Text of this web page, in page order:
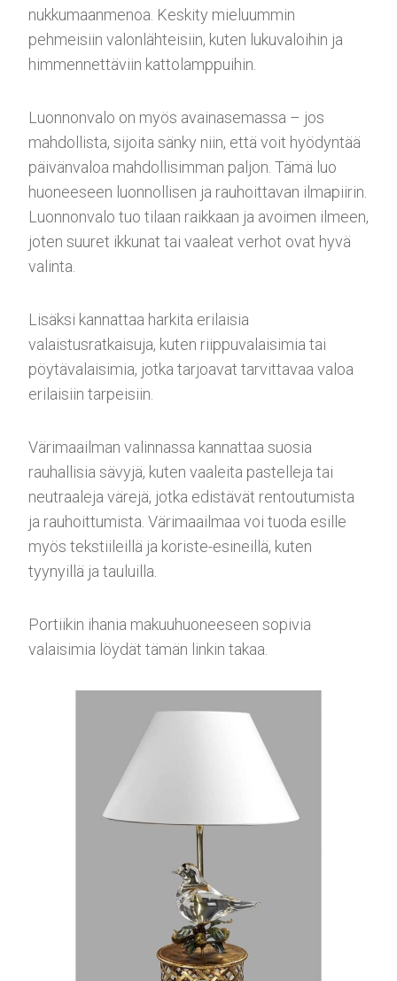
nukkumaanmenoa. Keskity mieluummin
pehmeisiin valonlähteisiin, kuten lukuvaloihin ja
himmennettäviin kattolamppuihin.
Luonnonvalo on myös avainasemassa – jos
mahdollista, sijoita sänky niin, että voit hyödyntää
päivänvaloa mahdollisimman paljon. Tämä luo
huoneeseen luonnollisen ja rauhoittavan ilmapiirin.
Luonnonvalo tuo tilaan raikkaan ja avoimen ilmeen,
joten suuret ikkunat tai vaaleat verhot ovat hyvä
valinta.
Lisäksi kannattaa harkita erilaisia
valaistusratkaisuja, kuten riippuvalaisimia tai
pöytävalaisimia, jotka tarjoavat tarvittavaa valoa
erilaisiin tarpeisiin.
Värimaailman valinnassa kannattaa suosia
rauhallisia sävyjä, kuten vaaleita pastelleja tai
neutraaleja värejä, jotka edistävät rentoutumista
ja rauhoittumista. Värimaailmaa voi tuoda esille
myös tekstiileillä ja koriste-esineillä, kuten
tyynyillä ja tauluilla.
Portiikin ihania makuuhuoneeseen sopivia
valaisimia löydät tämän linkin takaa.